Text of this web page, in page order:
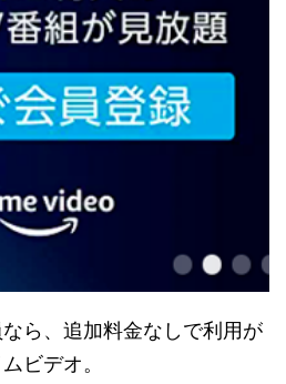
ら、追加料金なしで利用が
ビデオ。